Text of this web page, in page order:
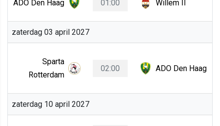
ADO Den Haag 01:00 Willem II
zaterdag 03 april 2027
Sparta
Rotterdam
02:00 ADO Den Haag
zaterdag 10 april 2027